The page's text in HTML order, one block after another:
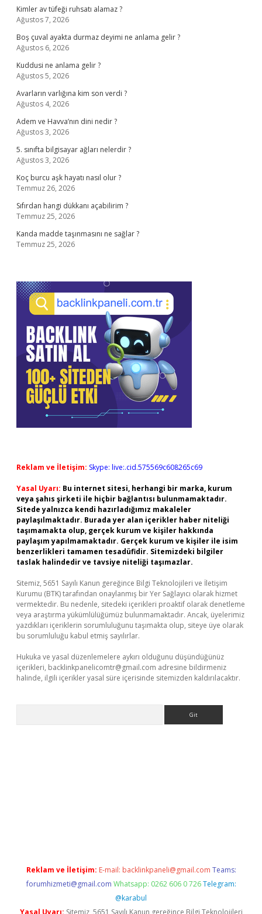
Kimler av tüfeği ruhsatı alamaz ?
Ağustos 7, 2026
Boş çuval ayakta durmaz deyimi ne anlama gelir ?
Ağustos 6, 2026
Kuddusi ne anlama gelir ?
Ağustos 5, 2026
Avarların varlığına kim son verdi ?
Ağustos 4, 2026
Adem ve Havva’nın dini nedir ?
Ağustos 3, 2026
5. sınıfta bilgisayar ağları nelerdir ?
Ağustos 3, 2026
Koç burcu aşk hayatı nasıl olur ?
Temmuz 26, 2026
Sıfırdan hangi dükkanı açabilirim ?
Temmuz 25, 2026
Kanda madde taşınmasını ne sağlar ?
Temmuz 25, 2026
Reklam ve İletişim: Skype: live:.cid.575569c608265c69
Yasal Uyarı: Bu internet sitesi, herhangi bir marka, kurum
veya şahıs şirketi ile hiçbir bağlantısı bulunmamaktadır.
Sitede yalnızca kendi hazırladığımız makaleler
paylaşılmaktadır. Burada yer alan içerikler haber niteliği
taşımamakta olup, gerçek kurum ve kişiler hakkında
paylaşım yapılmamaktadır. Gerçek kurum ve kişiler ile isim
benzerlikleri tamamen tesadüfidir. Sitemizdeki bilgiler
taslak halindedir ve tavsiye niteliği taşımazlar.
Sitemiz, 5651 Sayılı Kanun gereğince Bilgi Teknolojileri ve İletişim
Kurumu (BTK) tarafından onaylanmış bir Yer Sağlayıcı olarak hizmet
vermektedir. Bu nedenle, sitedeki içerikleri proaktif olarak denetleme
veya araştırma yükümlülüğümüz bulunmamaktadır. Ancak, üyelerimiz
yazdıkları içeriklerin sorumluluğunu taşımakta olup, siteye üye olarak
bu sorumluluğu kabul etmiş sayılırlar.
Hukuka ve yasal düzenlemelere aykırı olduğunu düşündüğünüz
içerikleri, backlinkpanelicomtr@gmail.com adresine bildirmeniz
halinde, ilgili içerikler yasal süre içerisinde sitemizden kaldırılacaktır.
Reklam ve İletişim: E-mail: backlinkpaneli@gmail.com Teams:
forumhizmeti@gmail.com Whatsapp: 0262 606 0 726 Telegram:
@karabul
Yasal Uyarı: Sitemiz, 5651 Sayılı Kanun gereğince Bilgi Teknolojileri